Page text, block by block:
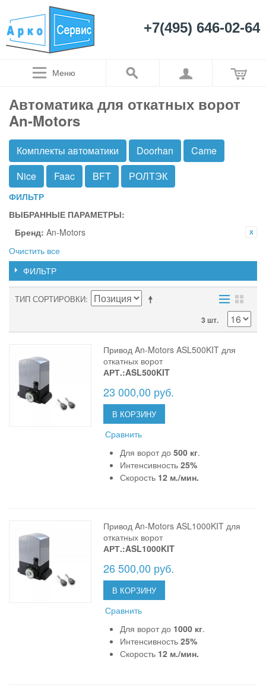
+7(495) 646-02-64
Меню
Автоматика для откатных ворот
An-Motors
Комплекты автоматики Doorhan
Came
Nice
Faac BFT РОЛТЭК
ФИЛЬТР
ВЫБРАННЫЕ ПАРАМЕТРЫ:
Бренд: An-Motors
Очистить все
ФИЛЬТР
ТИП СОРТИРОВКИ
3 шт.
Привод An-Motors ASL500KIT для
откатных ворот
АРТ.:ASL500KIT
23 000,00 руб.
В КОРЗИНУ
Сравнить
Для ворот до500 кг.
Интенсивность25%
Скорость 12 м./мин.
Привод An-Motors ASL1000KIT для
откатных ворот
АРТ.:ASL1000KIT
26 500,00 руб.
В КОРЗИНУ
Сравнить
Для ворот до 1000 кг.
Интенсивность25%
Скорость 12 м./мин.